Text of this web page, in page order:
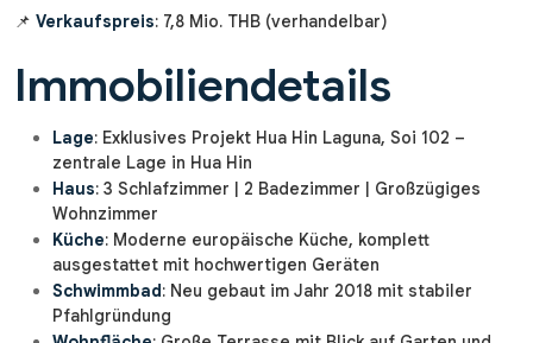
📌 Verkaufspreis: 7,8 Mio. THB (verhandelbar)
Immobiliendetails
Lage: Exklusives Projekt Hua Hin Laguna, Soi 102 –
zentrale Lage in Hua Hin
Haus: 3 Schlafzimmer | 2 Badezimmer | Großzügiges
Wohnzimmer
Küche: Moderne europäische Küche, komplett
ausgestattet mit hochwertigen Geräten
Schwimmbad: Neu gebaut im Jahr 2018 mit stabiler
Pfahlgründung